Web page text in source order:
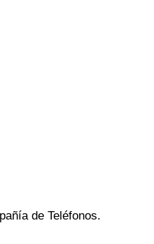
de Teléfonos.